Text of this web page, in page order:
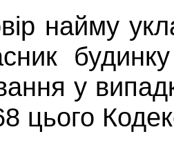
найму
у
цього